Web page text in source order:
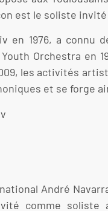
est le soliste
en 1976, a
Orchestra en
les activités
et se forge
André
comme